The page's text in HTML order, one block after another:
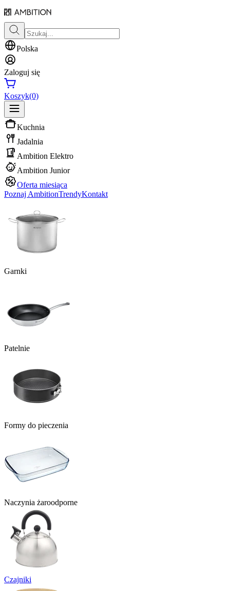
Polska
Zaloguj się
Koszyk(0)
Kuchnia
Jadalnia
Ambition Elektro
Ambition Junior
Oferta miesiąca
Poznaj AmbitionTrendyKontakt
Garnki
Patelnie
Formy do pieczenia
Naczynia żaroodporne
Czajniki